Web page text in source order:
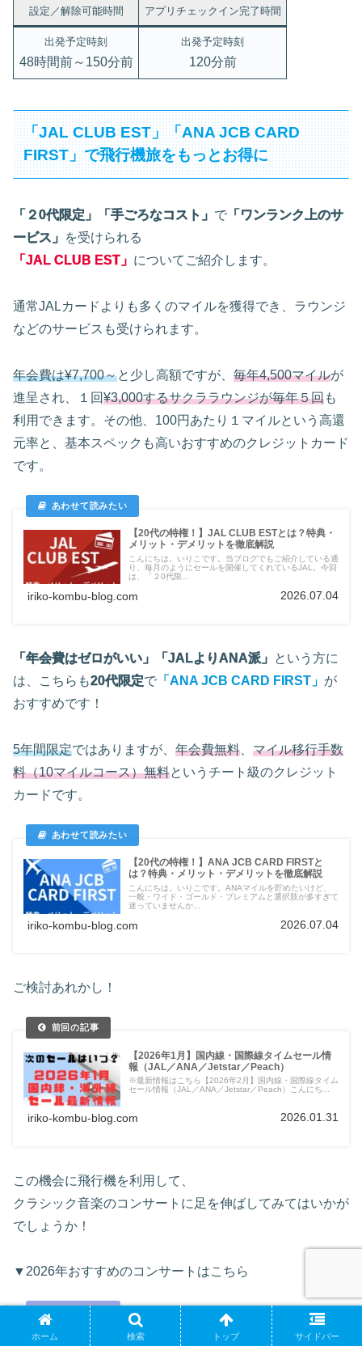
設定／解除可能時間 アプリチェックイン完了時間
出発予定時刻
48時間前～150分前
出発予定時刻
120分前
「JAL CLUB EST」「ANA JCB CARD
FIRST」で飛行機旅をもっとお得に
「２0代限定」「手ごろなコスト」 で 「ワンランク上のサ
ービス」 を受けられる
「JAL CLUB EST」 についてご紹介します。
通常JALカードよりも多くのマイルを獲得でき、ラウンジ
などのサービスも受けられます。
年会費は¥7,700～と少し高額ですが、 毎年4,500マイルが
進呈され、１回¥3,000するサクララウンジが毎年５回も
利用できます。その他、100円あたり１マイルという高還
元率と、基本スペックも高いおすすめのクレジットカード
です。
【20代の特権！】JAL CLUB ESTとは？特典・
メリット・デメリットを徹底解説
こんにちは。いりこです。当ブログでもご紹介している通
り、毎月のようにセールを開催してくれているJAL。今回
は、「２0代限...
iriko-kombu-blog.com 2026.07.04
「年会費はゼロがいい」「JALよりANA派」 という方に
は、こちらも20代限定で 「ANA JCB CARD FIRST」 が
おすすめです！
5年間限定ではありますが、 年会費無料
マイル移行手数
料（10マイルコース）無料というチート級のクレジット
カードです。
【20代の特権！】ANA JCB CARD FIRSTと
は？特典・メリット・デメリットを徹底解説
こんにちは。いりこです。ANAマイルを貯めたいけど、
一般・ワイド・ゴールド・プレミアムと選択肢が多すぎて
迷っていませんか...
iriko-kombu-blog.com 2026.07.04
ご検討あれかし！
【2026年1月】国内線・国際線タイムセール情
報（JAL／ANA／Jetstar／Peach）
※最新情報はこちら【2026年2月】国内線・国際線タイム
セール情報（JAL／ANA／Jetstar／Peach）こんにち...
iriko-kombu-blog.com 2026.01.31
この機会に飛行機を利用して、
クラシック音楽のコンサートに足を伸ばしてみてはいかが
でしょうか！
▼2026年おすすめのコンサートはこちら
【2026年】おすすめ・行きたいクラシックコン
ホーム 検索 トップ サイドバー